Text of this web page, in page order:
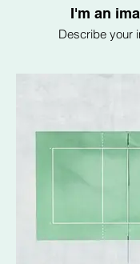
I'm an
Describe your